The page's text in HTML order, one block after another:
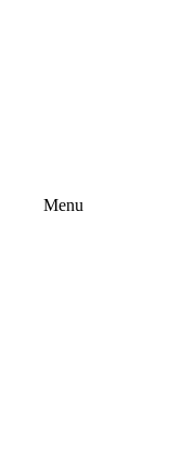
Menu